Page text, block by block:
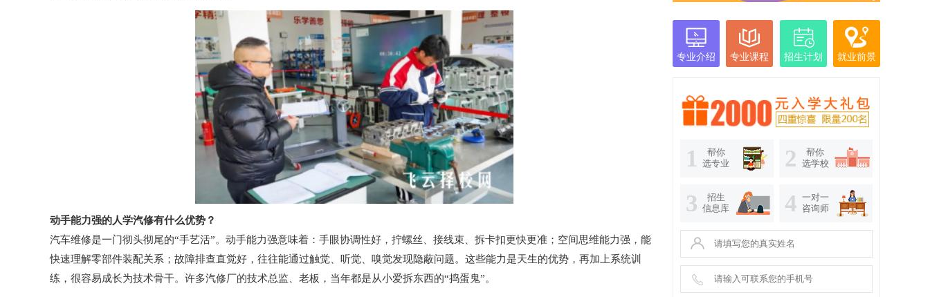
专业介绍 专业课程 招生计划 就业前景
1
帮你
选专业
2
帮你
选学校
3
招生
信息库
4 一对一
咨询师
动手能力强的人学汽修有什么优势？
汽车维修是一门彻头彻尾的“手艺活”。动手能力强意味着：手眼协调性好，拧螺丝、接线束、拆卡扣更快更准；空间思维能力强，能
快速理解零部件装配关系；故障排查直觉好，往往能通过触觉、听觉、嗅觉发现隐蔽问题。这些能力是天生的优势，再加上系统训
练，很容易成长为技术骨干。许多汽修厂的技术总监、老板，当年都是从小爱拆东西的“捣蛋鬼”。